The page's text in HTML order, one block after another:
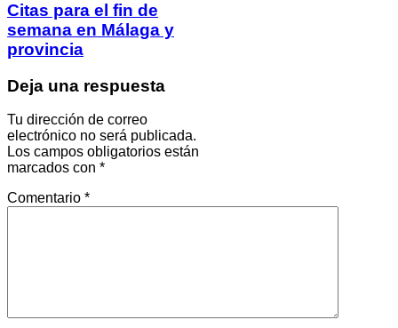
Citas para el fin de
semana en Málaga y
provincia
Deja una respuesta
Tu dirección de correo
electrónico no será publicada.
Los campos obligatorios están
marcados con *
Comentario *